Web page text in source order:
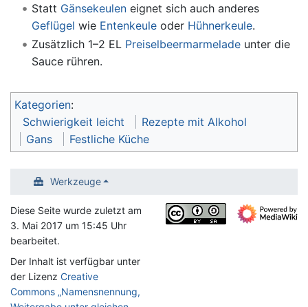
Statt Gänsekeuleneignet sich auch anderes
Geflügel wie Entenkeuleoder Hühnerkeule.
Zusätzlich 1–2 EL Preiselbeermarmeladeunter die
Sauce rühren.
Kategorien:
Schwierigkeit leicht
Rezepte mit Alkohol
Gans
Festliche Küche
Werkzeuge
Diese Seite wurde zuletzt am
3. Mai 2017 um 15:45 Uhr
bearbeitet.
Der Inhalt ist verfügbar unter
der Lizenz Creative
Commons „Namensnennung,